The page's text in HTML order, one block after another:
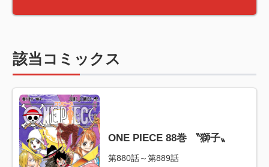
該当コミックス
ONE PIECE 88巻 〝獅子〟
第880話～第889話